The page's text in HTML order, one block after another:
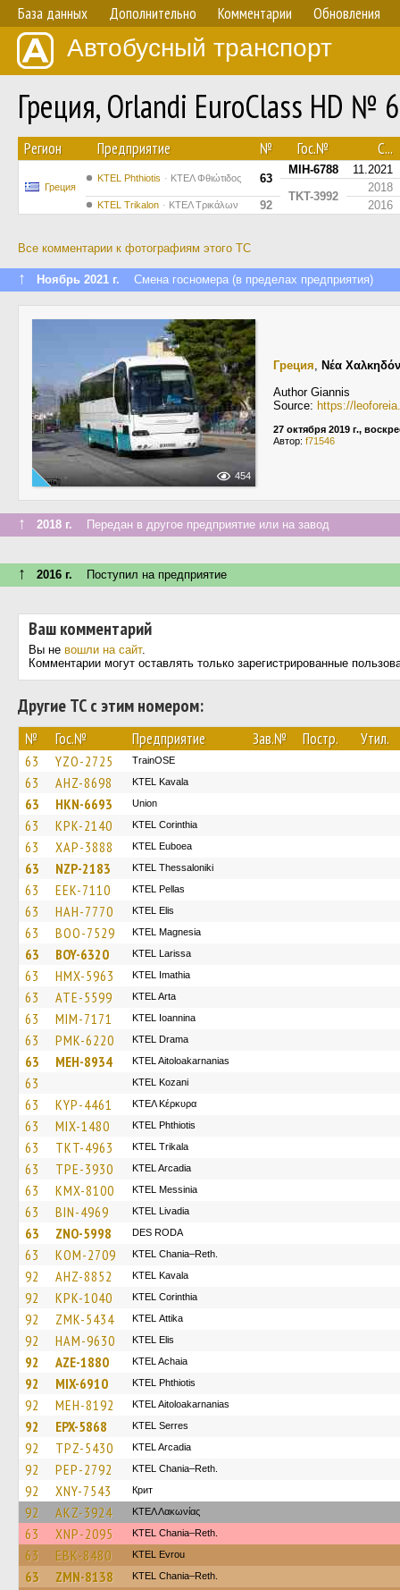
База данных Дополнительно Комментарии Обновления
Автобусный транспорт
Греция, Orlandi EuroClass HD №
Регион Предприятие № Гос.№ С...
Греция
ΚΤΕL Phthiotis ΚΤΕΛ Φθιώτιδος 63
MIH-6788
11.2021
TKT-3992
2018
ΚΤΕL Τrikalon ΚΤΕΛ Τρικάλων 92 2016
Все комментарии к фотографиям этого ТС
↑ Ноябрь 2021 г. Смена госномера (в пределах предприятия)
454
Греция, Νέα
Author Giannis
Source: https://
27 октября 2019 г.,
Автор: f71546
↑ 2018 г. Передан в другое предприятие или на завод
↑ 2016 г. Поступил на предприятие
Ваш комментарий
Вы не вошли на сайт.
Комментарии могут оставлять только зарегистрированные
Другие ТС с этим номером:
№ Гос.№ Предприятие Зав.№ Постр. Утил.
63 YZO-2725 TrainΟSE
63 AHZ-8698 KTEL Kavala
63 HKN-6693 Union
63 KPK-2140 KTEL Corinthia
63 XAP-3888 ΚΤΕL Euboea
63 NZP-2183 KTEL Thessaloniki
63 EEK-7110 KTEL Pellas
63 HAH-7770 KTEL Elis
63 BOO-7529 ΚΤΕL Magnesia
63 BOY-6320 KTEL Larissa
63 HMX-5963 KTEL Imathia
63 ATE-5599 KTEL Arta
63 MIM-7171 KTEL Ioannina
63 PMK-6220 KTEL Drama
63 MEH-8934 KTEL Aitoloakarnanias
63 ΚΤΕL Kozani
63 KYP-4461 ΚΤΕΛ Κέρκυρα
63 MIX-1480 ΚΤΕL Phthiotis
63 TKT-4963 ΚΤΕL Τrikala
63 TPE-3930 KTEL Arcadia
63 KMX-8100 KTEL Messinia
63 BIN-4969 KTEL Livadia
63 ZNO-5998 DES RODA
63 KOM-2709 KTEL Chania–Reth.
92 AHZ-8852 KTEL Kavala
92 KPK-1040 KTEL Corinthia
92 ZMK-5434 KΤΕL Αttika
92 HAM-9630 KTEL Elis
92 AZE-1880 KTEL Achaia
92 MIX-6910 ΚΤΕL Phthiotis
92 MEH-8192 KTEL Aitoloakarnanias
92 EPX-5868 KTEL Serres
92 TPZ-5430 KTEL Arcadia
92 PEP-2792 KTEL Chania–Reth.
92 XNY-7543 Крит
92 AKZ-3924 ΚΤΕΛ Λακωνίας
63 XNP-2095 KTEL Chania–Reth.
63 EBK-8480 KTEL Evrou
63 ZMN-8138 KTEL Chania–Reth.